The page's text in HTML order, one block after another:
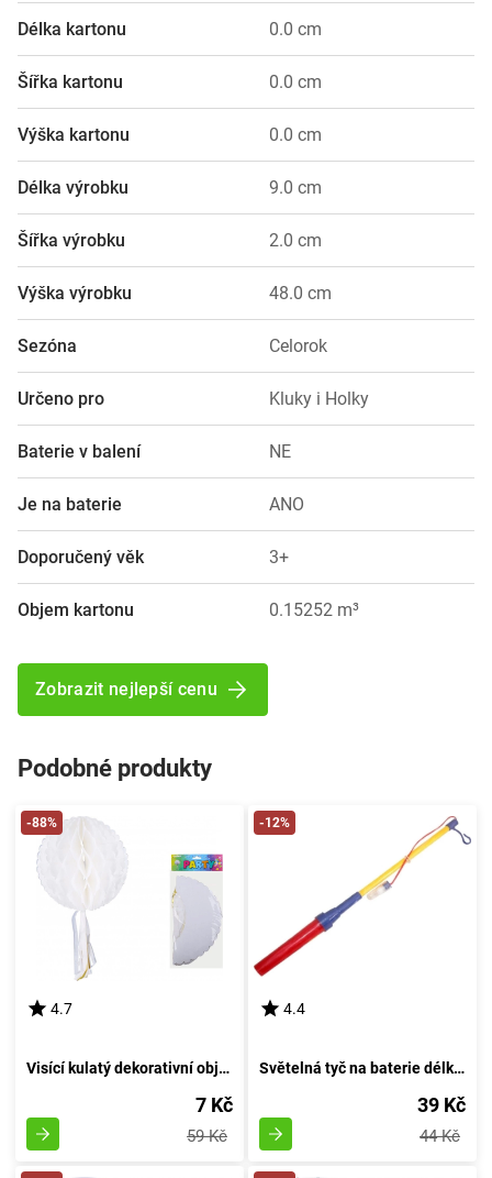
Délka kartonu 0.0 cm
Šířka kartonu 0.0 cm
Výška kartonu 0.0 cm
Délka výrobku 9.0 cm
Šířka výrobku 2.0 cm
Výška výrobku 48.0 cm
Sezóna Celorok
Určeno pro Kluky i Holky
Baterie v balení NE
Je na baterie ANO
Doporučený věk 3+
Objem kartonu 0.15252 m³
Zobrazit nejlepší cenu
Podobné produkty
-88%
4.7
Visící kulatý dekorativní objem 30 cm s provázkem
7 Kč
59 Kč
-12%
4.4
Světelná tyč na baterie délky 40 cm
39 Kč
44 Kč